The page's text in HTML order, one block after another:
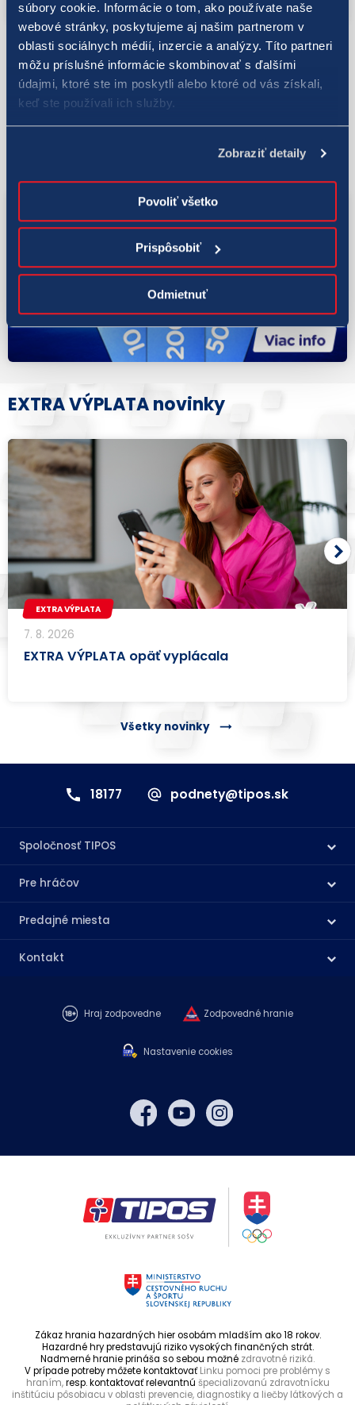
súbory cookie. Informácie o tom, ako používate naše
webové stránky, poskytujeme aj našim partnerom v
oblasti sociálnych médií, inzercie a analýzy. Títo partneri
môžu príslušné informácie skombinovať s ďalšími
údajmi, ktoré ste im poskytli alebo ktoré od vás získali,
keď ste používali ich služby.
Zobraziť detaily
Povoliť všetko
Prispôsobiť
Odmietnuť
Ak je výška výhry "0,00 €" znamená to, že v príslušnom poradí
nebola dosiahnutá žiadna výhra. Vaše potvrdenie o
uzatvorení stávky si môžete nechať skontrolovať na
ktoromkoľvek predajnom mieste, ktoré je vybavené systémom
online.
EXTRA VÝPLATA novinky
EXTRA VÝPLATA
7. 8. 2026
EXTRA VÝPLATA opäť vyplácala
Všetky novinky
18177 podnety@tipos.sk
Spoločnosť TIPOS
Pre hráčov
Predajné miesta
Kontakt
Hraj zodpovedne Zodpovedné hranie
Nastavenie cookies
Zákaz hrania hazardných hier osobám mladším ako 18 rokov.
Hazardné hry predstavujú riziko vysokých finančných strát.
Nadmerné hranie prináša so sebou možné zdravotné riziká.
V prípade potreby môžete kontaktovaťLinku pomoci pre problémy s
hraním,resp. kontaktovať relevantnú špecializovanú zdravotnícku
inštitúciu pôsobiacu v oblasti prevencie, diagnostiky a liečby látkových a